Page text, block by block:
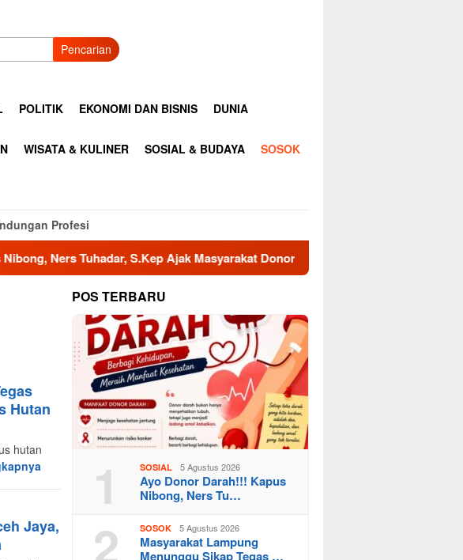
Pencarian
POLITIK EKONOMI DAN BISNIS DUNIA
WISATA & KULINER SOSIAL & BUDAYA SOSOK
Profesi
S.Kep Ajak Masyarakat Donor Darah Sambut HUT RI ke-81
Hutan
hutan
Jaya,
POS TERBARU
1 SOSIAL 5 Agustus 2026
Ayo Donor Darah!!! Kapus
Nibong, Ners Tu…
2 SOSOK 5 Agustus 2026
Masyarakat Lampung
Menunggu Sikap Tegas …